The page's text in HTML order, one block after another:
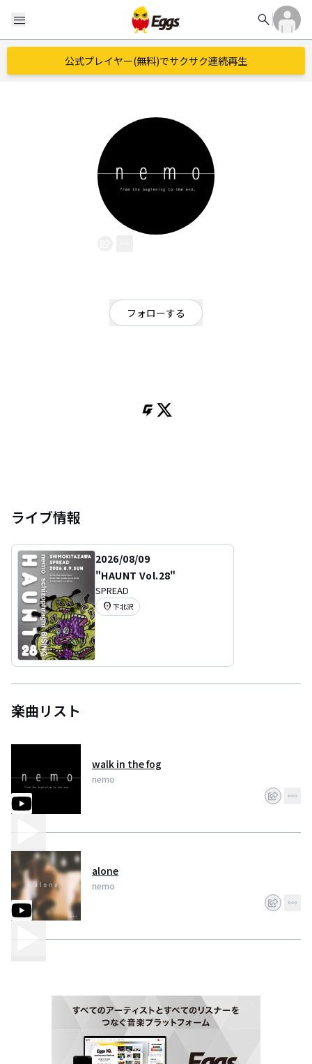
menu search
公式プレイヤー(無料)でサクサク連続再生
フォローする
Gt. TAKUYA
ライブ情報
2026/08/09
"HAUNT Vol.28"
SPREAD
location_on 下北沢
楽曲リスト
walk in the fog
nemo
alone
nemo